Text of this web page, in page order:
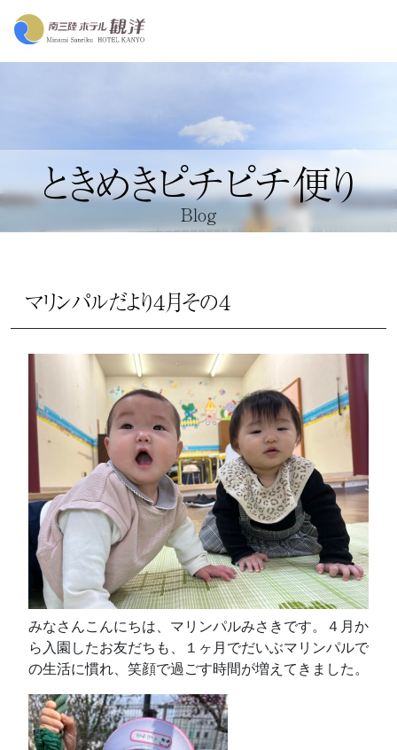
ときめきピチピチ便り
Blog
マリンパルだより４月その４
みなさんこんにちは、マリンパルみさきです。４月か
ら入園したお友だちも、１ヶ月でだいぶマリンパルで
の生活に慣れ、笑顔で過ごす時間が増えてきました。